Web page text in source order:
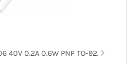
40V 0.2A 0.6W PNP TO-92.